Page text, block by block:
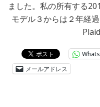
ました。私の所有する
モデル３からは２年経
メールアドレス